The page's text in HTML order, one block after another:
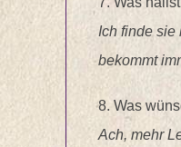
Ich finde sie
bekommt
8. Was
Ach, mehr